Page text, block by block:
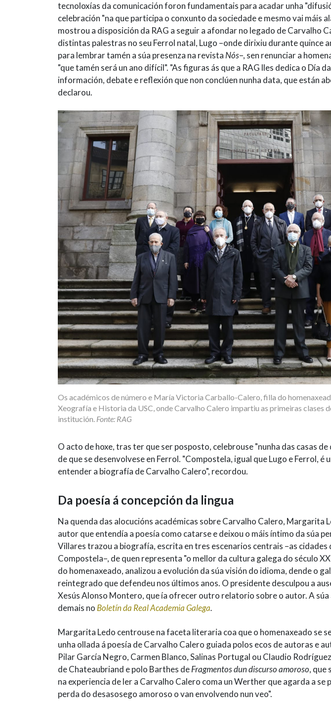
tecnoloxías da comunicación foron fundamentais para acadar unha
celebración "na que participa o conxunto da sociedade e mesmo vai máis
mostrou a disposición da RAG a seguir a afondar no legado de Carvalho
distintas palestras no seu Ferrol natal, Lugo –onde dirixiu durante quince
para lembrar tamén a súa presenza na revista Nós–, sen renunciar a
"que tamén será un ano difícil". "As figuras ás que a RAG lles dedica o Día
información, debate e reflexión que non conclúen nunha data, que están
declarou.
Os académicos de número e María Victoria Carballo-Calero, filla do
Xeografía e Historia da USC, onde Carvalho Calero impartiu as primeiras clases
institución. Fonte: RAG
O acto de hoxe, tras ter que ser posposto, celebrouse "nunha das casas
de que se desenvolvese en Ferrol. "Compostela, igual que Lugo e Ferrol, é
entender a biografía de Carvalho Calero", recordou.
Da poesía á concepción da lingua
Na quenda das alocucións académicas sobre Carvalho Calero, Margarita
autor que entendía a poesía como catarse e deixou o máis íntimo da súa
Villares trazou a biografía, escrita en tres escenarios centrais –as cidades
Compostela–, de quen representa "o mellor da cultura galega do século
do homenaxeado, analizou a evolución da súa visión do idioma, dende o
reintegrado que defendeu nos últimos anos. O presidente desculpou a
Xesús Alonso Montero, que ía ofrecer outro relatorio sobre o autor. A súa
demais no Boletín da Real Academia Galega.
Margarita Ledo centrouse na faceta literaria coa que o homenaxeado se
unha ollada á poesía de Carvalho Calero guiada polos ecos de autoras e
Pilar García Negro, Carmen Blanco, Salinas Portugal ou Claudio
de Chateaubriand e polo Barthes deFragmentos dun discurso amoroso, que
na experiencia de ler a Carvalho Calero coma un Werther que agarda a se
perda do desasosego amoroso o van envolvendo nun veo".